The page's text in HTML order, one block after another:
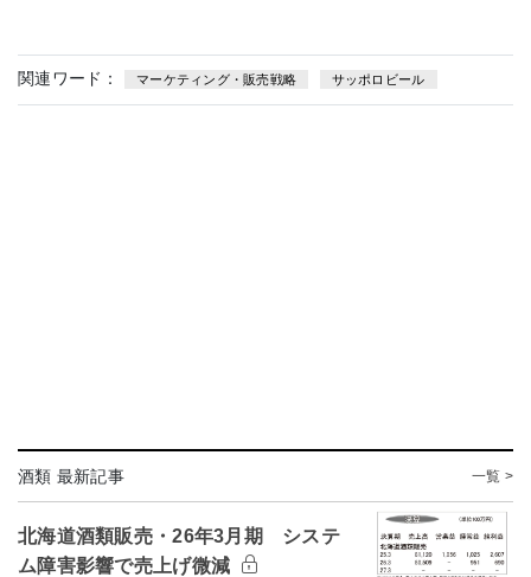
関連ワード： マーケティング・販売戦略 サッポロビール
酒類 最新記事 一覧 >
北海道酒類販売・26年3月期 システ
ム障害影響で売上げ微減